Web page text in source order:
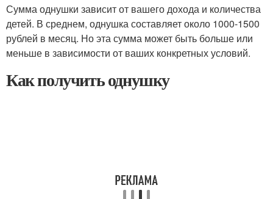
Сумма однушки зависит от вашего дохода и количества
детей. В среднем, однушка составляет около 1000-1500
рублей в месяц. Но эта сумма может быть больше или
меньше в зависимости от ваших конкретных условий.
Как получить однушку